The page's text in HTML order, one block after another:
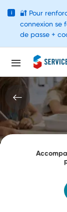
i 🔐 Pour
connexion se
de passe +